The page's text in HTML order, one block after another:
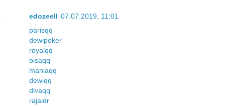
edozeell 07.07.2019, 11:01
parisqq
dewipoker
royalqq
bisaqq
maniaqq
dewiqq
divaqq
rajaidr